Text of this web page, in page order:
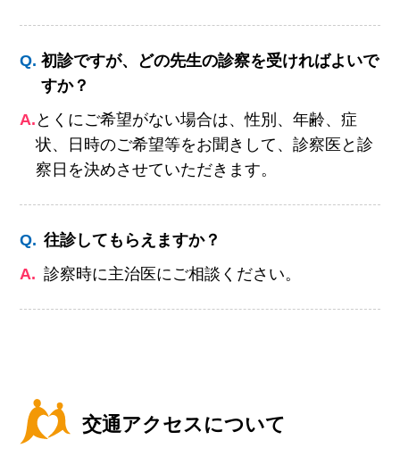
Q. 初診ですが、どの先生の診察を受ければよいで
すか？
A. とくにご希望がない場合は、性別、年齢、症
状、日時のご希望等をお聞きして、診察医と診
察日を決めさせていただきます。
Q. 往診してもらえますか？
A. 診察時に主治医にご相談ください。
交通アクセスについて